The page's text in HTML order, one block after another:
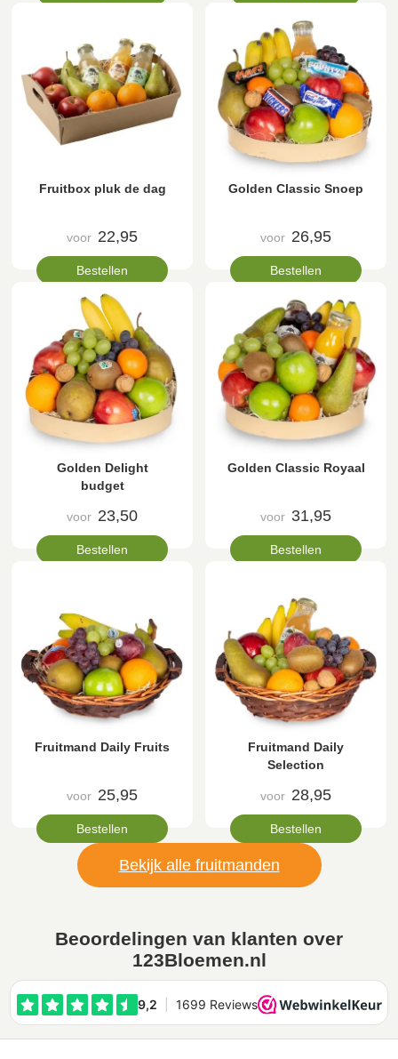
Fruitbox pluk de dag
voor 22,95
Bestellen
Golden Classic Snoep
voor 26,95
Bestellen
Golden Delight
budget
voor 23,50
Bestellen
Golden Classic Royaal
voor 31,95
Bestellen
Fruitmand Daily Fruits
voor 25,95
Bestellen
Fruitmand Daily
Selection
voor 28,95
Bestellen
Bekijk alle fruitmanden
Beoordelingen van klanten over
123Bloemen.nl